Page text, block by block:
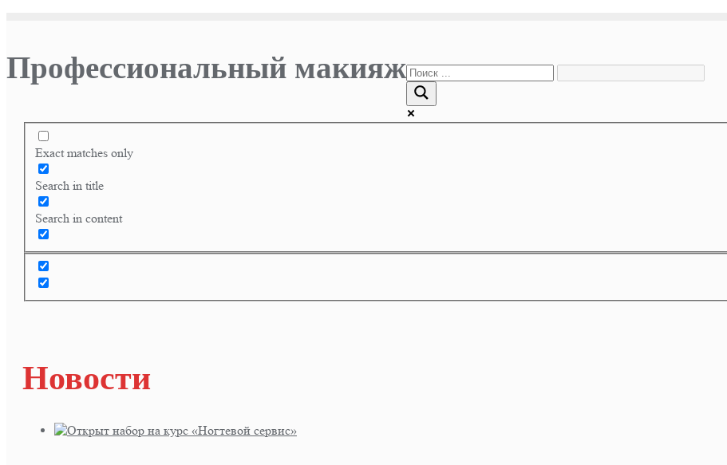
Профессиональный макияж
Exact matches only
Search in title
Search in content
Новости